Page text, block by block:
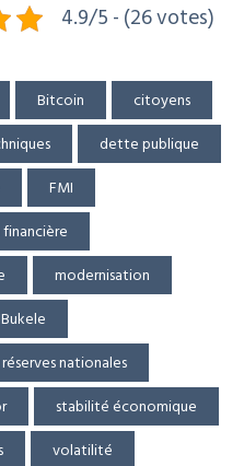
4.9/5 - (26 votes)
Bitcoin
citoyens
dette publique
FMI
modernisation
réserves nationales
stabilité économique
volatilité